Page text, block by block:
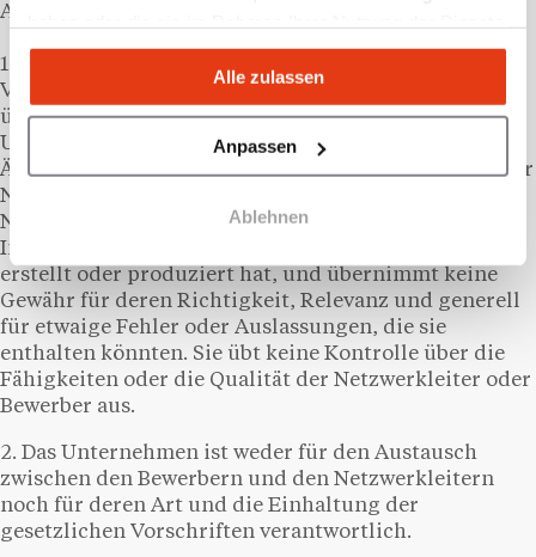
gesammelt haben.
Alle zulassen
Anpassen
Ablehnen
ARTIKEL 7 – Haftungsbeschränkung
1. Das Unternehmen übernimmt keine Gewähr für die
Vollständigkeit und Richtigkeit der von den Nutzern
übermittelten Informationen und haftet unter keinen
Umständen dafür. Das Unternehmen kann nicht für
Änderungen der Informationen oder Datenbanken der
Nutzer haftbar gemacht werden. Sie kann nicht für
Nachrichten, Informationen, Hypertext-Links oder
Inhalte haftbar gemacht werden, die sie nicht direkt
erstellt oder produziert hat, und übernimmt keine
Gewähr für deren Richtigkeit, Relevanz und generell
für etwaige Fehler oder Auslassungen, die sie
enthalten könnten. Sie übt keine Kontrolle über die
Fähigkeiten oder die Qualität der Netzwerkleiter oder
Bewerber aus.
2. Das Unternehmen ist weder für den Austausch
zwischen den Bewerbern und den Netzwerkleitern
noch für deren Art und die Einhaltung der
gesetzlichen Vorschriften verantwortlich.